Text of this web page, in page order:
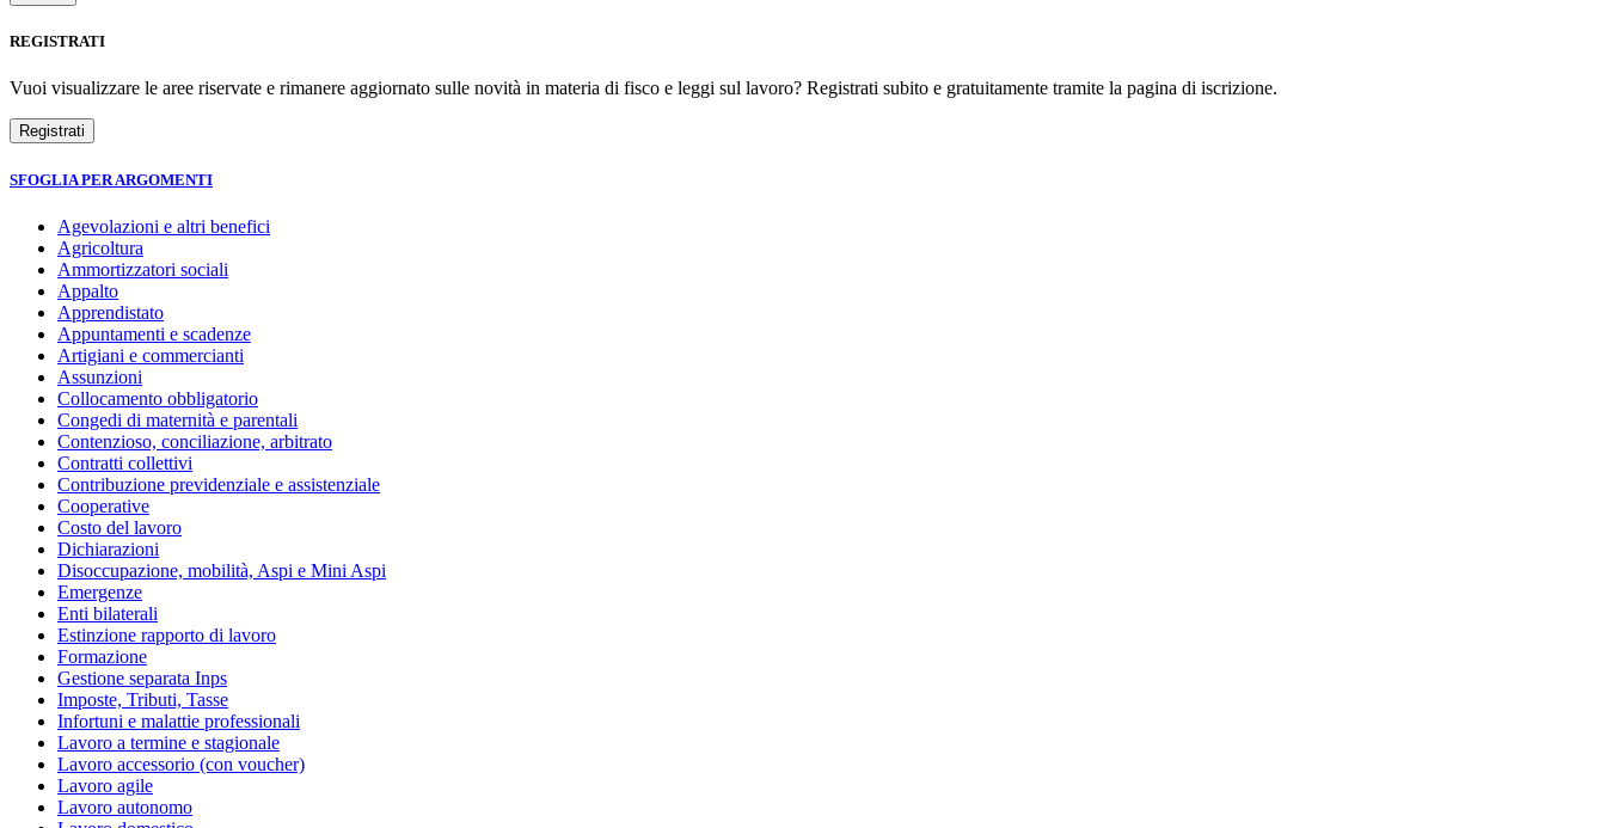
REGISTRATI
Vuoi visualizzare le aree riservate e rimanere aggiornato sulle novità in materia di fisco e leggi sul lavoro? Registrati subito e gratuitamente tramite la pagina di iscrizione.
SFOGLIA PER ARGOMENTI
Agevolazioni e altri benefici
Agricoltura
Ammortizzatori sociali
Appalto
Apprendistato
Appuntamenti e scadenze
Artigiani e commercianti
Assunzioni
Collocamento obbligatorio
Congedi di maternità e parentali
Contenzioso, conciliazione, arbitrato
Contratti collettivi
Contribuzione previdenziale e assistenziale
Cooperative
Costo del lavoro
Dichiarazioni
Disoccupazione, mobilità, Aspi e Mini Aspi
Emergenze
Enti bilaterali
Estinzione rapporto di lavoro
Formazione
Gestione separata Inps
Imposte, Tributi, Tasse
Infortuni e malattie professionali
Lavoro a termine e stagionale
Lavoro accessorio (con voucher)
Lavoro agile
Lavoro autonomo